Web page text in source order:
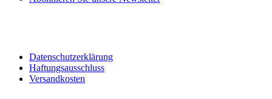
Datenschutzerklärung
Haftungsausschluss
Versandkosten